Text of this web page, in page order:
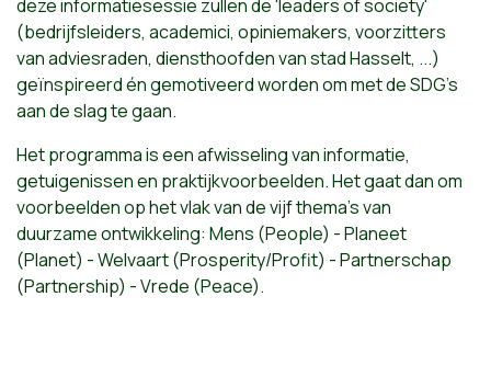
deze informatiesessie zullen de 'leaders of society'
(bedrijfsleiders, academici, opiniemakers, voorzitters
van adviesraden, diensthoofden van stad Hasselt, ...)
geïnspireerd én gemotiveerd worden om met de SDG's
aan de slag te gaan.
Het programma is een afwisseling van informatie,
getuigenissen en praktijkvoorbeelden. Het gaat dan om
voorbeelden op het vlak van de vijf thema's van
duurzame ontwikkeling: Mens (People) - Planeet
(Planet) - Welvaart (Prosperity/Profit) - Partnerschap
(Partnership) - Vrede (Peace).